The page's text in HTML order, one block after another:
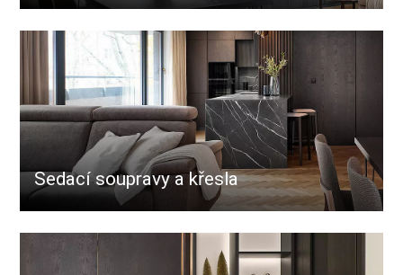
Sedací soupravy a křesla